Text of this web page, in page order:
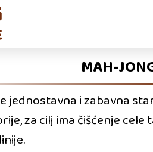
MAH-
jednostavna i zabavna
za cilj ima čišćenje